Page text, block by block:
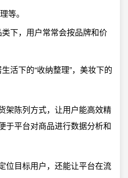
等。
类下，用户常常会按品牌和价
活下的“收纳整理”，美妆下的
架陈列方式，让用户能高效精
于平台对商品进行数据分析和
位目标用户，还能让平台在流